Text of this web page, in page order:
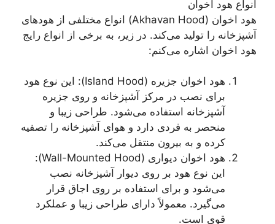
انواع هود اخوان
هود اخوان (Akhavan Hood) انواع مختلفی از هود‌های
آشپزخانه را تولید می‌کند. در زیر، به برخی از انواع رایج
هود اخوان اشاره می‌کنم:
هود اخوان جزیره (Island Hood): این نوع هود
برای نصب در مرکز آشپزخانه و روی جزیره
آشپزخانه استفاده می‌شود. طراحی زیبا و
منحصر به فردی دارد و هوای آشپزخانه را تصفیه
کرده و به بیرون منتقل می‌کند.
هود اخوان دیواری (Wall-Mounted Hood):
این نوع هود بر روی دیوار آشپزخانه نصب
می‌شود و برای استفاده بر روی اجاق قرار
می‌گیرد. معمولاً دارای طراحی زیبا و عملکرد
قوی است.